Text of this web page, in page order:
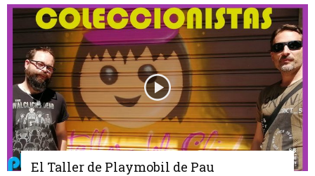
El Taller de Playmobil de Pau